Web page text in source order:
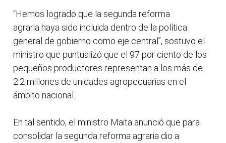
“Hemos logrado que la segunda reforma
agraria haya sido incluida dentro de la política
general de gobierno como eje central”, sostuvo el
ministro que puntualizó que el 97 por ciento de los
pequeños productores representan a los más de
2.2 millones de unidades agropecuarias en el
ámbito nacional.
En tal sentido, el ministro Maita anunció que para
consolidar la segunda reforma agraria dio a